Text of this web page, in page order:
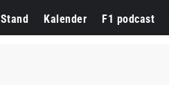
Stand Kalender F1 podcast